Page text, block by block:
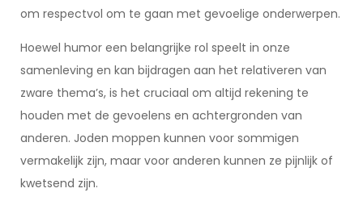
om respectvol om te gaan met gevoelige onderwerpen.
Hoewel humor een belangrijke rol speelt in onze
samenleving en kan bijdragen aan het relativeren van
zware thema’s, is het cruciaal om altijd rekening te
houden met de gevoelens en achtergronden van
anderen. Joden moppen kunnen voor sommigen
vermakelijk zijn, maar voor anderen kunnen ze pijnlijk of
kwetsend zijn.